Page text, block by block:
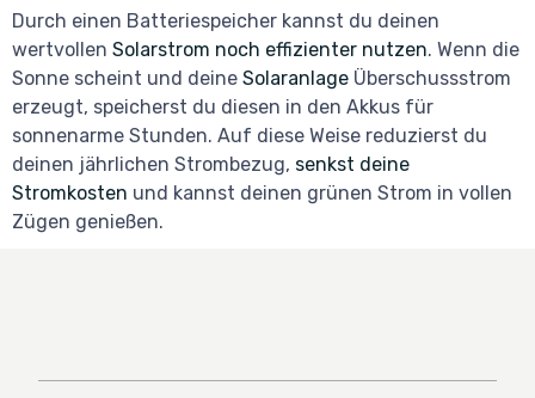
Durch einen Batteriespeicher kannst du deinen
wertvollen Solarstrom noch effizienter nutzen. Wenn die
Sonne scheint und deine Solaranlage Überschussstrom
erzeugt, speicherst du diesen in den Akkus für
sonnenarme Stunden. Auf diese Weise reduzierst du
deinen jährlichen Strombezug, senkst deine
Stromkosten und kannst deinen grünen Strom in vollen
Zügen genießen.